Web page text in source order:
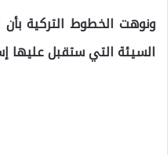
ونوهت الخطوط التركية بأن
السيئة التي ستقبل عليها